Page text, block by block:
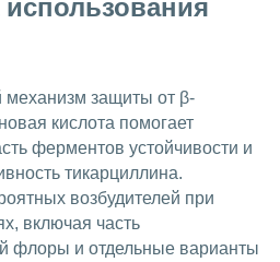
защиты от β-
кислота помогает
ферментов устойчивости и
тикарциллина.
возбудителей при
включая часть
флоры и отдельные варианты